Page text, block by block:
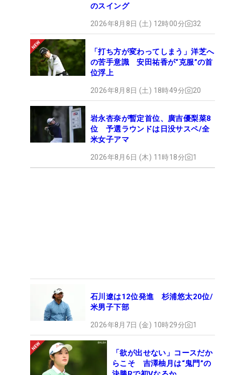
のスイング
2026年8月8日 (土) 12時00分 32
「打ち方が変わってしまう」洋芝へ
の苦手意識 安田祐香が“克服”の首
位浮上
2026年8月8日 (土) 18時49分 20
岩永杏奈が暫定首位、廣吉優梨菜8
位 予選ラウンドは日没サスペ/全
米女子アマ
2026年8月6日 (木) 11時18分 1
石川遼は12位発進 杉浦悠太20位/
米男子下部
2026年8月7日 (金) 10時29分 1
「欲が出せない」コースだか
らこそ 吉澤柚月は“鬼門”の